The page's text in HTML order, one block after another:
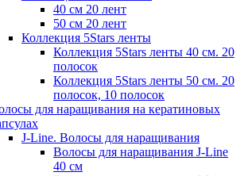
40 см 20 лент
50 см 20 лент
Коллекция 5Stars ленты
Коллекция 5Stars ленты 40 см. 20
полосок
Коллекция 5Stars ленты 50 см. 20
полосок, 10 полосок
для наращивания на кератиновых
J-Line. Волосы для наращивания
Волосы для наращивания J-Line
40 см